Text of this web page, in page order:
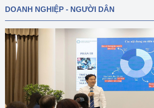
DOANH NGHIỆP - NGƯỜI DÂN